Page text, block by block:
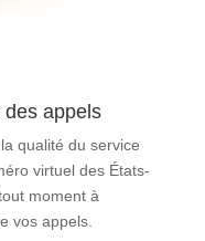
des appels
qualité du service
virtuel des États-
moment à
vos appels.